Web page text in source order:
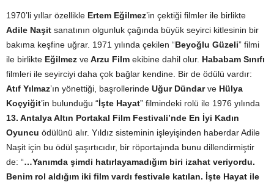
1970’li yıllar özellikle Ertem Eğilmez’in çektiği filmler ile birlikte
Adile Naşit sanatının olgunluk çağında büyük seyirci kitlesinin bir
bakıma keşfine uğrar. 1971 yılında çekilen “Beyoğlu Güzeli” filmi
ile birlikte Eğilmez veArzu Film ekibine dahil olur. Hababam Sınıfı
filmleri ile seyirciyi daha çok bağlar kendine. Bir de ödülü vardır:
Atıf Yılmaz’ın yönettiği, başrollerinde Uğur Dündarve Hülya
Koçyiğit’in bulunduğu “İşte Hayat” filmindeki rolü ile 1976 yılında
13. Antalya Altın Portakal Film Festivali’nde En İyi Kadın
Oyuncu ödülünü alır. Yıldız sisteminin işleyişinden haberdar Adile
Naşit için bu ödül şaşırtıcıdır, bir röportajında bunu dillendirmiştir
de: “…Yanımda şimdi hatırlayamadığım biri izahat veriyordu.
Benim rol aldığım iki film vardı festivale katılan. İşte Hayat ile